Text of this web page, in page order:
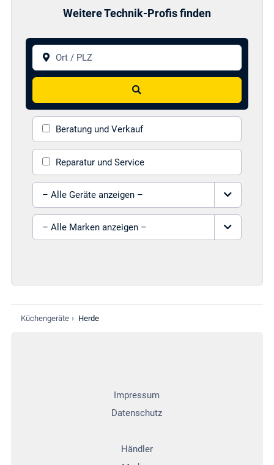
Weitere Technik-Profis finden
Ort / PLZ
Suchen
Beratung und Verkauf
Reparatur und Service
Gerät auswählen
Marke auswählen
Küchengeräte › Herde
Impressum
Datenschutz
Händler